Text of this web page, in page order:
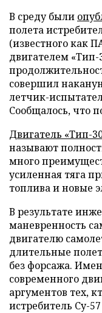
В среду были
полета
(известного как
двигателем «Тип-
совершил
летчик-
Сообщалось, что
Двигатель «Тип-
называют
много
усиленная тяга
топлива и новые
В результате
маневренность
двигателю
длительные
без форсажа.
современного
аргументов тех,
истребитель Су-